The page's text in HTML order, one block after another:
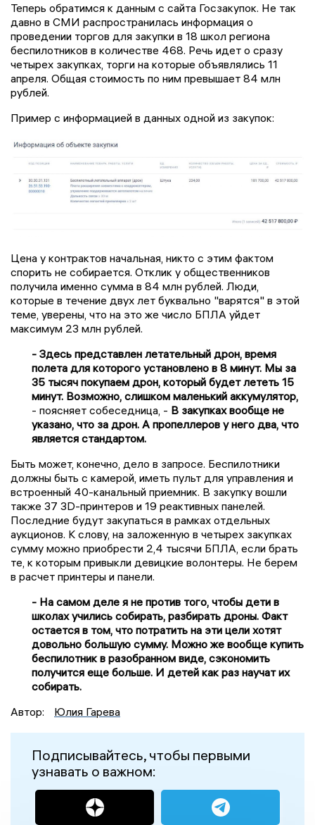
Теперь обратимся к данным с сайта Госзакупок. Не так
давно в СМИ распространилась информация о
проведении торгов для закупки в 18 школ региона
беспилотников в количестве 468. Речь идет о сразу
четырех закупках, торги на которые объявлялись 11
апреля. Общая стоимость по ним превышает 84 млн
рублей.
Пример с информацией в данных одной из закупок:
Цена у контрактов начальная, никто с этим фактом
спорить не собирается. Отклик у общественников
получила именно сумма в 84 млн рублей. Люди,
которые в течение двух лет буквально "варятся" в этой
теме, уверены, что на это же число БПЛА уйдет
максимум 23 млн рублей.
- Здесь представлен летательный дрон, время
полета для которого установлено в 8 минут. Мы за
35 тысяч покупаем дрон, который будет лететь 15
минут. Возможно, слишком маленький аккумулятор,
- поясняет собеседница, - В закупках вообще не
указано, что за дрон. А пропеллеров у него два, что
является стандартом.
Быть может, конечно, дело в запросе. Беспилотники
должны быть с камерой, иметь пульт для управления и
встроенный 40-канальный приемник. В закупку вошли
также 37 3D-принтеров и 19 реактивных панелей.
Последние будут закупаться в рамках отдельных
аукционов. К слову, на заложенную в четырех закупках
сумму можно приобрести 2,4 тысячи БПЛА, если брать
те, к которым привыкли девицкие волонтеры. Не берем
в расчет принтеры и панели.
- На самом деле я не против того, чтобы дети в
школах учились собирать, разбирать дроны. Факт
остается в том, что потратить на эти цели хотят
довольно большую сумму. Можно же вообще купить
беспилотник в разобранном виде, сэкономить
получится еще больше. И детей как раз научат их
собирать.
Автор:
Юлия Гарева
Подписывайтесь, чтобы первыми
узнавать о важном: